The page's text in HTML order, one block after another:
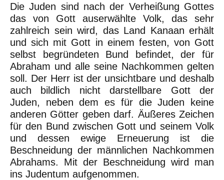
Die Juden sind nach der Verheißung Gottes
das von Gott auserwählte Volk, das sehr
zahlreich sein wird, das Land Kanaan erhält
und sich mit Gott in einem festen, von Gott
selbst begründeten Bund befindet, der für
Abraham und alle seine Nachkommen gelten
soll. Der Herr ist der unsichtbare und deshalb
auch bildlich nicht darstellbare Gott der
Juden, neben dem es für die Juden keine
anderen Götter geben darf. Äußeres Zeichen
für den Bund zwischen Gott und seinem Volk
und dessen ewige Erneuerung ist die
Beschneidung der männlichen Nachkommen
Abrahams. Mit der Beschneidung wird man
ins Judentum aufgenommen.